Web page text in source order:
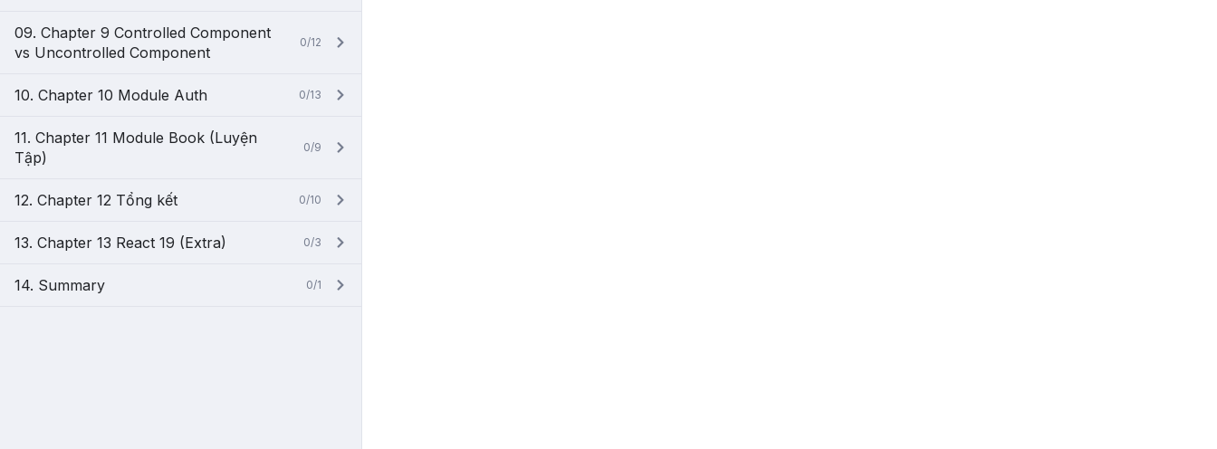
09. Chapter 9 Controlled Component
vs Uncontrolled Component
0/12
10. Chapter 10 Module Auth 0/13
11. Chapter 11 Module Book (Luyện
Tập)
0/9
12. Chapter 12 Tổng kết 0/10
13. Chapter 13 React 19 (Extra) 0/3
14. Summary 0/1